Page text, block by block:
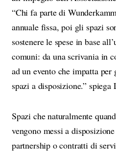
“Chi fa parte di
annuale fissa, poi gli spazi
sostenere le spese in base
comuni: da una scrivania in
ad un evento che impatta
spazi a disposizione.” spiega
Spazi che naturalmente
vengono messi a
partnership o contratti di